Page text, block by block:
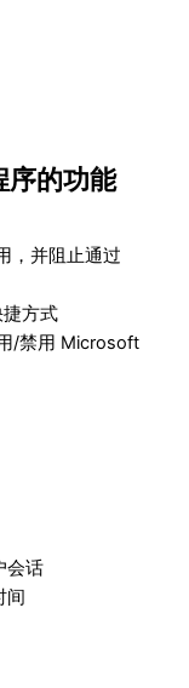
的功能
，并阻止通过
方式
/禁用 Microsoft
会话
间